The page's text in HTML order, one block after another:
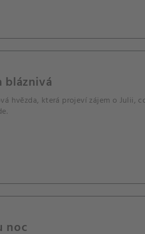
bláznivá
hvězda, která projeví zájem o Julii,
noc